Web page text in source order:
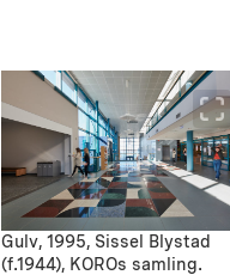
Gulv, 1995, Sissel Blystad
(f.1944), KOROs samling.